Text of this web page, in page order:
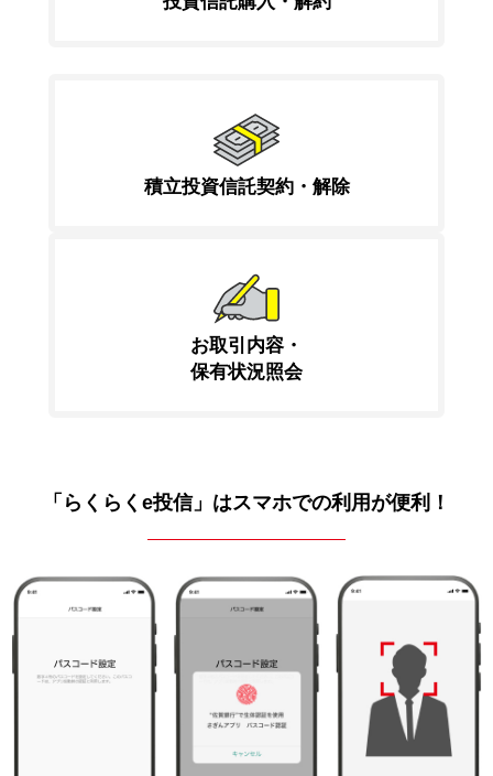
積立投資信託契約・解除
お取引内容・
保有状況照会
「らくらくe投信」はスマホでの利用が便利！